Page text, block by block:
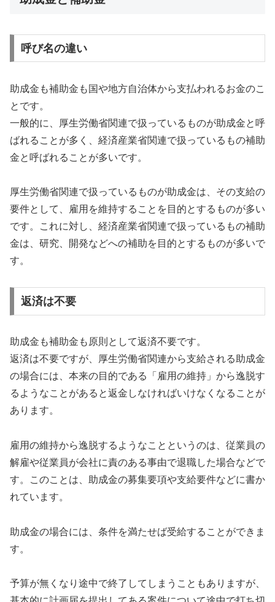
呼び名の違い
助成金も補助金も国や地方自治体から支払われるお金のこ
とです。
一般的に、厚生労働省関連で扱っているものが助成金と呼
ばれることが多く、経済産業省関連で扱っているもの補助
金と呼ばれることが多いです。
厚生労働省関連で扱っているものが助成金は、その支給の
要件として、雇用を維持することを目的とするものが多い
です。これに対し、経済産業省関連で扱っているもの補助
金は、研究、開発などへの補助を目的とするものが多いで
す。
返済は不要
助成金も補助金も原則として返済不要です。
返済は不要ですが、厚生労働省関連から支給される助成金
の場合には、本来の目的である「雇用の維持」から逸脱す
るようなことがあると返金しなければいけなくなることが
あります。
雇用の維持から逸脱するようなことというのは、従業員の
解雇や従業員が会社に責のある事由で退職した場合などで
す。このことは、助成金の募集要項や支給要件などに書か
れています。
助成金の場合には、条件を満たせば受給することができま
す。
予算が無くなり途中で終了してしまうこともありますが、